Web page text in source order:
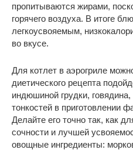
пропитываются жирами,
горячего воздуха. В итоге
легкоусвояемым,
во вкусе.
Для котлет в аэрогриле
диетического рецепта
индюшиной грудки,
тонкостей в приготовлении
Делайте его точно так, как
сочности и лучшей
овощные ингредиенты: